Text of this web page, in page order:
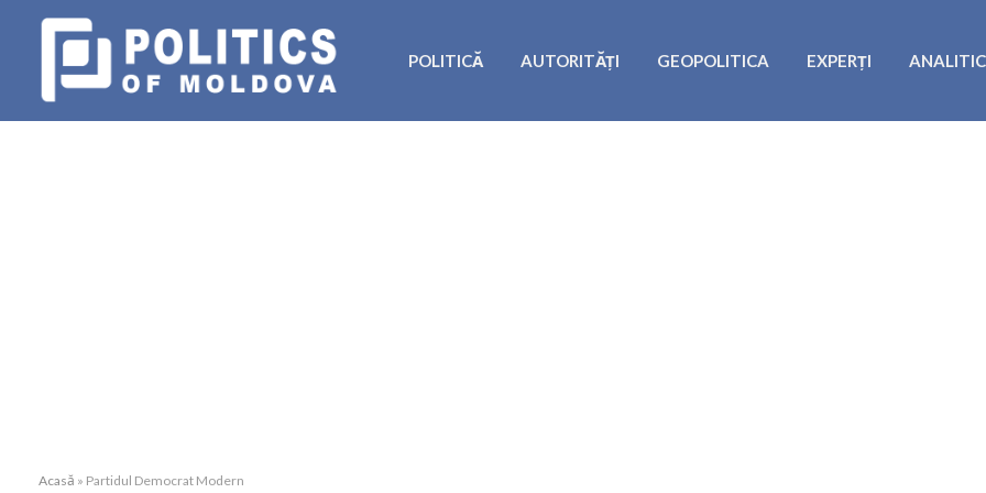
POLITICĂ AUTORITĂȚI GEOPOLITICA EXPERȚI
Acasă » Partidul Democrat Modern